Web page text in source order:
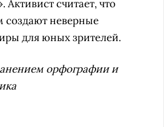
считает, что
создают неверные
для юных зрителей.
орфографии и